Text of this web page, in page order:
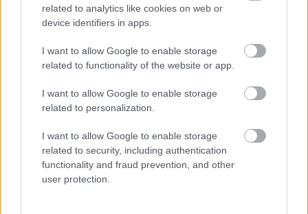
related to analytics like cookies on web or
device identifiers in apps.
I want to allow Google to enable storage
related to functionality of the website or app.
I want to allow Google to enable storage
related to personalization.
I want to allow Google to enable storage
related to security, including authentication
functionality and fraud prevention, and other
user protection.